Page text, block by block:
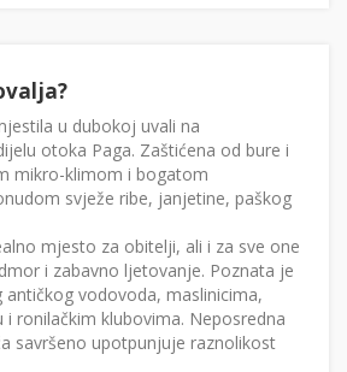
u dubokoj uvali na
otoka Paga. Zaštićena od bure i
mikro-klimom i bogatom
svježe ribe, janjetine, paškog
mjesto za obitelji, ali i za sve one
i zabavno ljetovanje. Poznata je
vodovoda, maslinicima,
ronilačkim klubovima. Neposredna
savršeno upotpunjuje raznolikost